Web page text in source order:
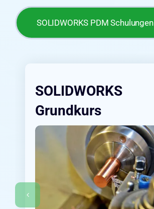
SOLIDWORKS PDM Schulungen
SOLIDWORKS
Grundkurs